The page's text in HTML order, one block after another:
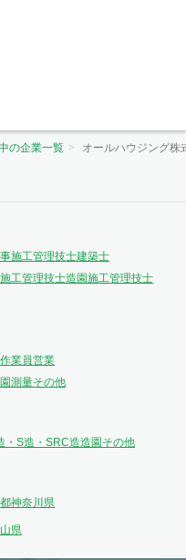
の企業一覧 オールハウジング株
施工管理技士建築士
工管理技士造園施工管理技士
業員営業
測量その他
・S造・SRC造造園 その他
神奈川県
県